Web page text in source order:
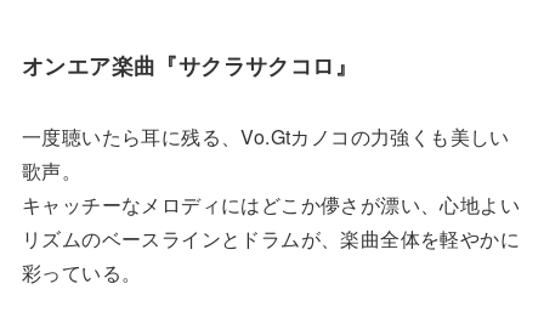
オンエア楽曲『サクラサクコロ』
一度聴いたら耳に残る、Vo.Gtカノコの力強くも美しい
歌声。
キャッチーなメロディにはどこか儚さが漂い、心地よい
リズムのベースラインとドラムが、楽曲全体を軽やかに
彩っている。